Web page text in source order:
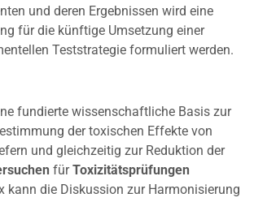
und deren Ergebnissen wird eine
für die künftige Umsetzung einer
Teststrategie formuliert werden.
fundierte wissenschaftliche Basis zur
der toxischen Effekte von
und gleichzeitig zur Reduktion der
fürToxizitätsprüfungen
kann die Diskussion zur Harmonisierung